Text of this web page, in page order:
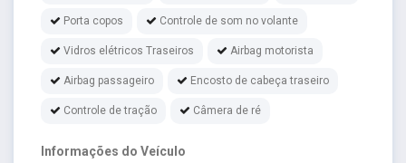
Porta copos Controle de som no volante
Vidros elétricos Traseiros Airbag motorista
Airbag passageiro Encosto de cabeça traseiro
Controle de tração Câmera de ré
Informações do Veículo